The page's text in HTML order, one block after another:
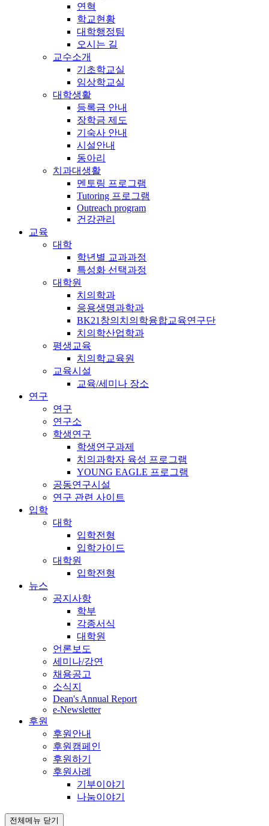
연혁
학교현황
대학행정팀
오시는 길
교수소개
기초학교실
임상학교실
대학생활
등록금 안내
장학금 제도
기숙사 안내
시설안내
동아리
치과대생활
멘토링 프로그램
Tutoring 프로그램
Outreach program
건강관리
교육
대학
학년별 교과과정
특성화 선택과정
대학원
치의학과
응용생명과학과
BK21창의치의학융합교육연구단
치의학산업학과
평생교육
치의학교육원
교육시설
교육/세미나 장소
연구
연구
연구소
학생연구
학생연구과제
치의과학자 육성 프로그램
YOUNG EAGLE 프로그램
공동연구시설
연구 관련 사이트
입학
대학
입학전형
입학가이드
대학원
입학전형
뉴스
공지사항
학부
각종서식
대학원
언론보도
세미나/강연
채용공고
소식지
Dean's Annual Report
e-Newsletter
후원
후원안내
후원캠페인
후원하기
후원사례
기부이야기
나눔이야기
전체메뉴 닫기